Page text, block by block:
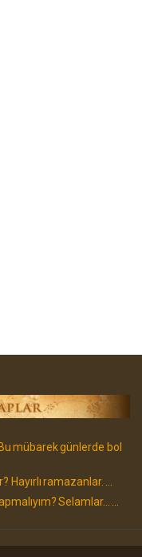
mübarek günlerde bol
ramazanlar. ...
Selamlar... ...